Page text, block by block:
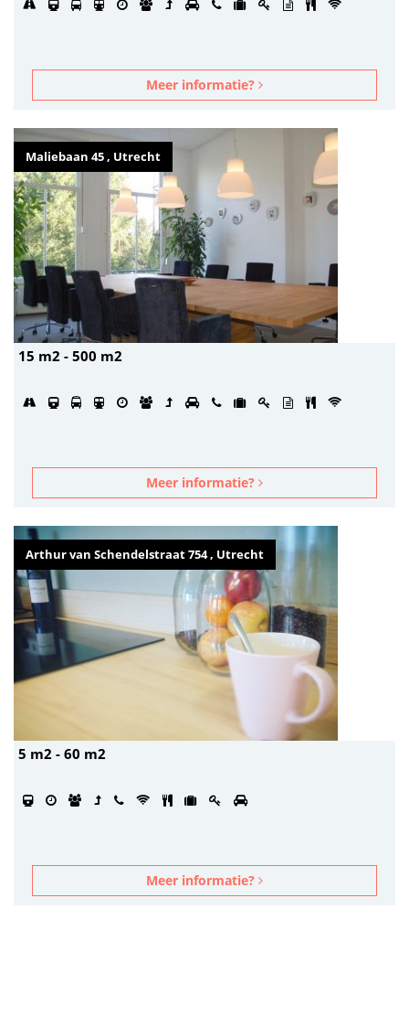
Meer informatie?
Maliebaan 45 , Utrecht
15 m2 - 500 m2
Meer informatie?
Arthur van Schendelstraat 754 , Utrecht
5 m2 - 60 m2
Meer informatie?